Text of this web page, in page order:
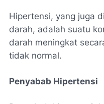
Hipertensi, yang juga
darah, adalah suatu
darah meningkat
tidak normal.
Penyabab Hipertensi